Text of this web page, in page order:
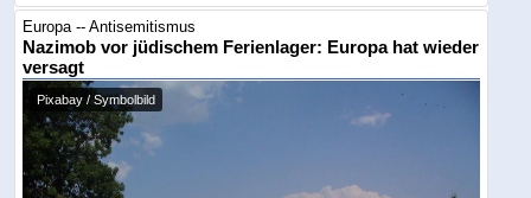
Europa -- Antisemitismus
Nazimob vor jüdischem Ferienlager: Europa hat wieder
versagt
Pixabay / Symbolbild